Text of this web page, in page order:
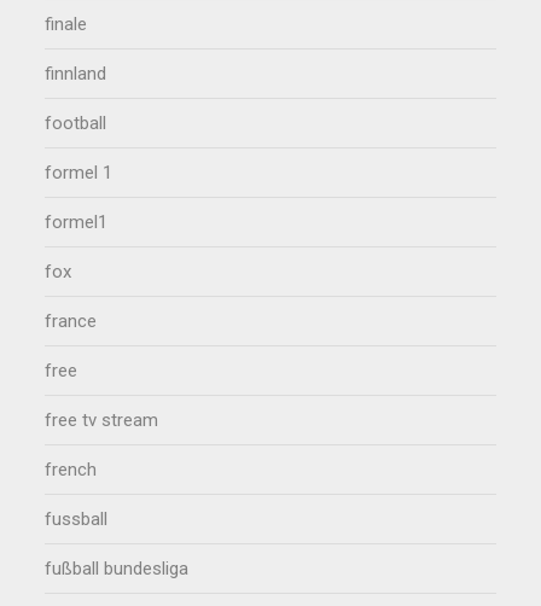
finale
finnland
football
formel 1
formel1
fox
france
free
free tv stream
french
fussball
fußball bundesliga